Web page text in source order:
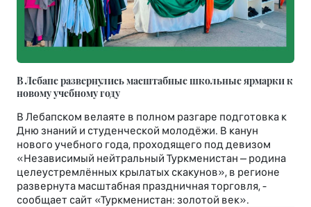
В Лебапе развернулись масштабные школьные ярмарки к
новому учебному году
В Лебапском велаяте в полном разгаре подготовка к
Дню знаний и студенческой молодёжи. В канун
нового учебного года, проходящего под девизом
«Независимый нейтральный Туркменистан – родина
целеустремлённых крылатых скакунов», в регионе
развернута масштабная праздничная торговля, -
сообщает сайт «Туркменистан: золотой век».